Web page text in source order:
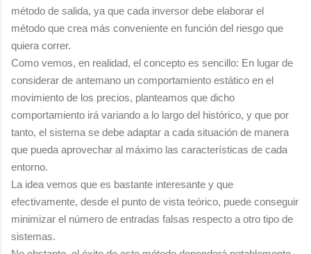
método de salida, ya que cada inversor debe elaborar el
método que crea más conveniente en función del riesgo que
quiera correr.
Como vemos, en realidad, el concepto es sencillo: En lugar de
considerar de antemano un comportamiento estático en el
movimiento de los precios, planteamos que dicho
comportamiento irá variando a lo largo del histórico, y que por
tanto, el sistema se debe adaptar a cada situación de manera
que pueda aprovechar al máximo las características de cada
entorno.
La idea vemos que es bastante interesante y que
efectivamente, desde el punto de vista teórico, puede conseguir
minimizar el número de entradas falsas respecto a otro tipo de
sistemas.